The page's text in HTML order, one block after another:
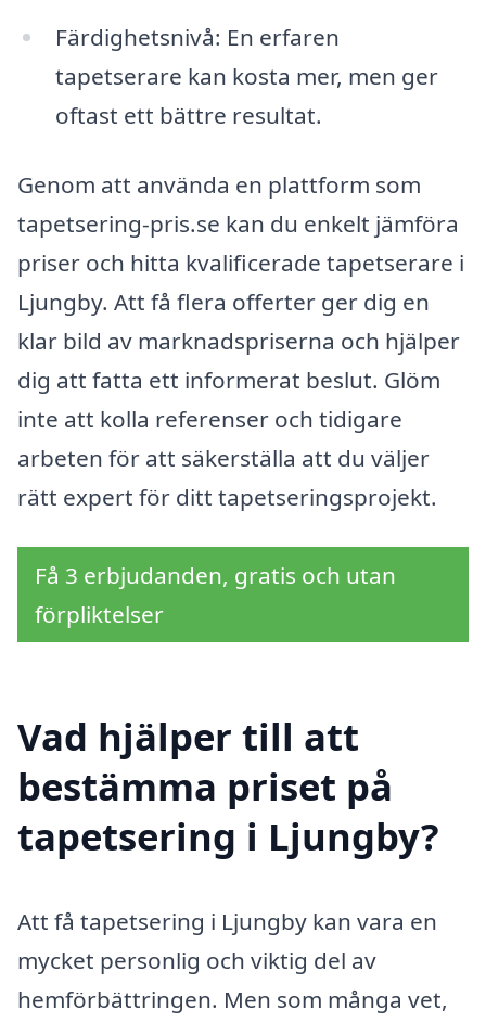
Färdighetsnivå: En erfaren
tapetserare kan kosta mer, men ger
oftast ett bättre resultat.
Genom att använda en plattform som
tapetsering-pris.se kan du enkelt jämföra
priser och hitta kvalificerade tapetserare i
Ljungby. Att få flera offerter ger dig en
klar bild av marknadspriserna och hjälper
dig att fatta ett informerat beslut. Glöm
inte att kolla referenser och tidigare
arbeten för att säkerställa att du väljer
rätt expert för ditt tapetseringsprojekt.
Få 3 erbjudanden, gratis och utan
förpliktelser
Vad hjälper till att
bestämma priset på
tapetsering i Ljungby?
Att få tapetsering i Ljungby kan vara en
mycket personlig och viktig del av
hemförbättringen. Men som många vet,